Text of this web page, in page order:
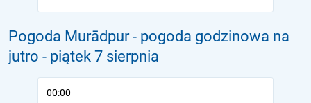
Pogoda Murādpur - pogoda godzinowa na
jutro - piątek 7 sierpnia
00:00